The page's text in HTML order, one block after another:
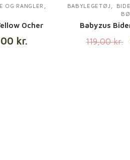
OG RANGLER
Ocher
kr.
BABYLEGETØJ
Babyzus
119,00kr.